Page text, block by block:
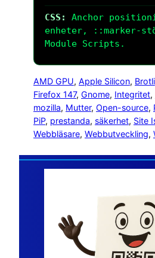
CSS:
Anchor
enheter, ::marker-
Module Scripts.
AMD GPU, Apple Silicon, Brotli
Firefox 147, Gnome, Integritet,
mozilla, Mutter, Open-source,
PiP, prestanda, säkerhet, Site
Webbläsare, Webbutveckling,